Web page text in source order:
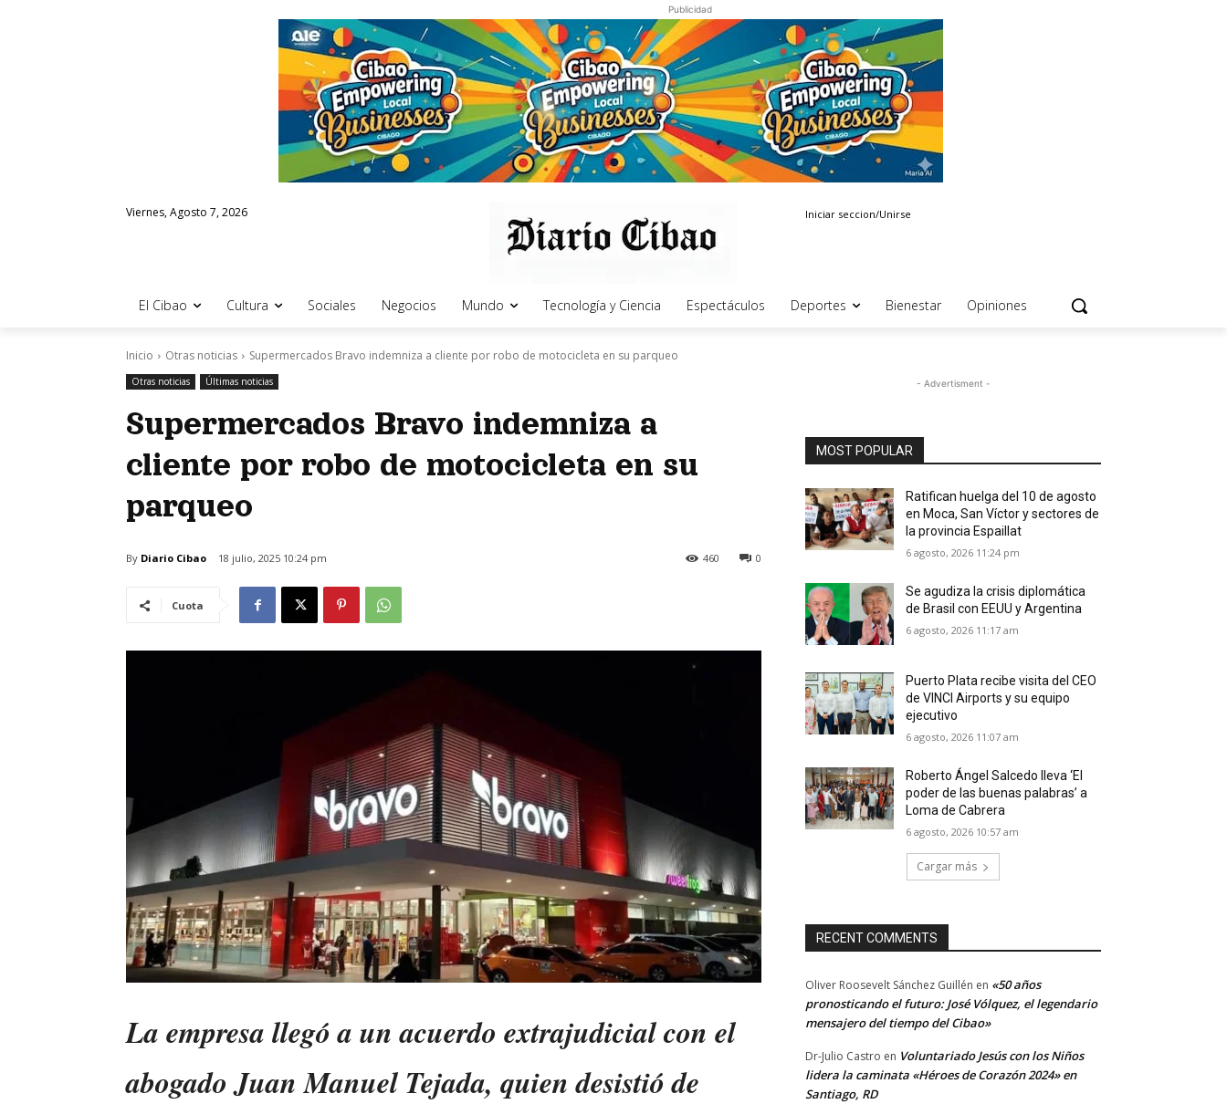
Publicidad
Viernes, Agosto 7, 2026 Iniciar seccion/Unirse
El Cibao Cultura Sociales Negocios Mundo Tecnología y Ciencia Espectáculos Deportes Bienestar Opiniones
Inicio Otras noticias Supermercados Bravo indemniza a cliente por robo de motocicleta en su parqueo
Otras noticias Últimas noticias
Supermercados Bravo indemniza a
cliente por robo de motocicleta en su
parqueo
By Diario Cibao 18 julio, 2025 10:24 pm 0
460
Cuota
La empresa llegó a un acuerdo extrajudicial con el
abogado Juan Manuel Tejada, quien desistió de
- Advertisment -
MOST POPULAR
Ratifican huelga del 10 de agosto
en Moca, San Víctor y sectores de
la provincia Espaillat
6 agosto, 2026 11:24 pm
Se agudiza la crisis diplomática
de Brasil con EEUU y Argentina
6 agosto, 2026 11:17 am
Puerto Plata recibe visita del CEO
de VINCI Airports y su equipo
ejecutivo
6 agosto, 2026 11:07 am
Roberto Ángel Salcedo lleva ‘El
poder de las buenas palabras’ a
Loma de Cabrera
6 agosto, 2026 10:57 am
Cargar más
RECENT COMMENTS
Oliver Roosevelt Sánchez Guillén en «50 años
pronosticando el futuro: José Vólquez, el legendario
mensajero del tiempo del Cibao»
Dr-Julio Castro en Voluntariado Jesús con los Niños
lidera la caminata «Héroes de Corazón 2024» en
Santiago, RD